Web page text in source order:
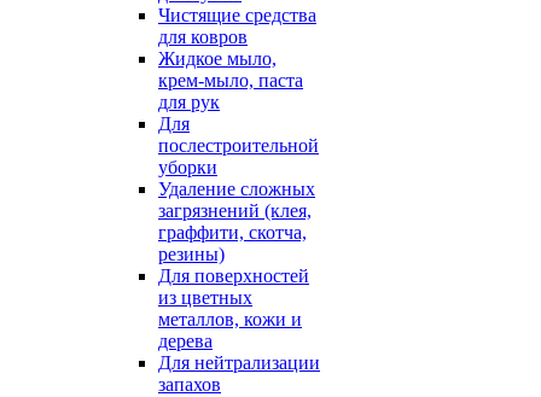
Чистящие средства
для ковров
Жидкое мыло,
крем-мыло, паста
для рук
Для
послестроительной
уборки
Удаление сложных
загрязнений (клея,
граффити, скотча,
резины)
Для поверхностей
из цветных
металлов, кожи и
дерева
Для нейтрализации
запахов